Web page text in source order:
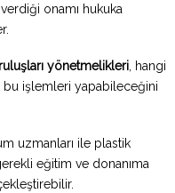
onamı hukuka
yönetmelikleri, hangi
bu işlemleri yapabileceğini
uzmanları ile plastik
eğitim ve donanıma